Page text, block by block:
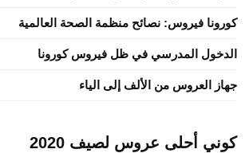
كورونا فيروس: نصائح منظمة الصحة العالمية
الدخول المدرسي في ظل فيروس كورونا
جهاز العروس من الألف إلى الياء
كوني أحلى عروس لصيف 2020